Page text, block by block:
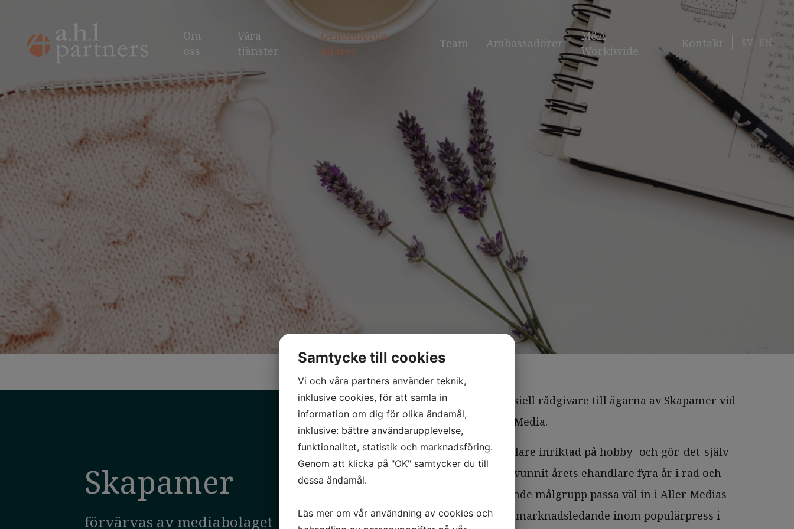
Om
oss
Våra
tjänster
Genomförda
affärer
Team Ambassadörer
M&A
Worldwide
Kontakt SV EN
Skapamer
förvärvas av mediabolaget
AHL Partners var finansiell rådgivare till ägarna av Skapamer vid
försäljningen till Aller Media.
Skapamer är en e-handlare inriktad på hobby- och gör-det-själv-
produkter. Bolaget har vunnit årets ehandlare fyra år i rad och
kommer med sin liknande målgrupp passa väl in i Aller Medias
portfölj. Aller Media är marknadsledande inom populärpress i
Samtycke till cookies
Vi och våra partners använder teknik,
inklusive cookies, för att samla in
information om dig för olika ändamål,
inklusive: bättre användarupplevelse,
funktionalitet, statistik och marknadsföring.
Genom att klicka på "OK" samtycker du till
dessa ändamål.
Läs mer om vår användning av cookies och